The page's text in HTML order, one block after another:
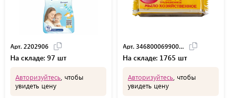
Арт. 2202906
На складе: 97 шт
Авторизуйтесь , чтобы
увидеть цену
Арт. 34680006990061
На складе: 1765 шт
Авторизуйтесь , чтобы
увидеть цену